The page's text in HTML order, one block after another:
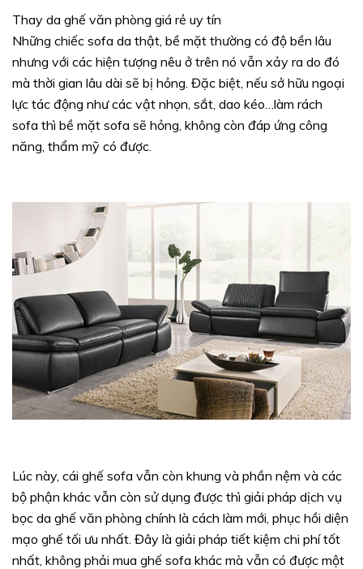
Thay da ghế văn phòng giá rẻ uy tín
Những chiếc sofa da thật, bề mặt thường có độ bền lâu
nhưng với các hiện tượng nêu ở trên nó vẫn xảy ra do đó
mà thời gian lâu dài sẽ bị hỏng. Đặc biệt, nếu sở hữu ngoại
lực tác động như các vật nhọn, sắt, dao kéo…làm rách
sofa thì bề mặt sofa sẽ hỏng, không còn đáp ứng công
năng, thẩm mỹ có được.
Lúc này, cái ghế sofa vẫn còn khung và phần nệm và các
bộ phận khác vẫn còn sử dụng được thì giải pháp dịch vụ
bọc da ghế văn phòng chính là cách làm mới, phục hồi diện
mạo ghế tối ưu nhất. Đây là giải pháp tiết kiệm chi phí tốt
nhất, không phải mua ghế sofa khác mà vẫn có được một